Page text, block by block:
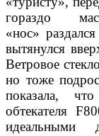
гораздо
«нос»
вытянулся
Ветровое
но тоже
показала,
обтекателя
идеальными